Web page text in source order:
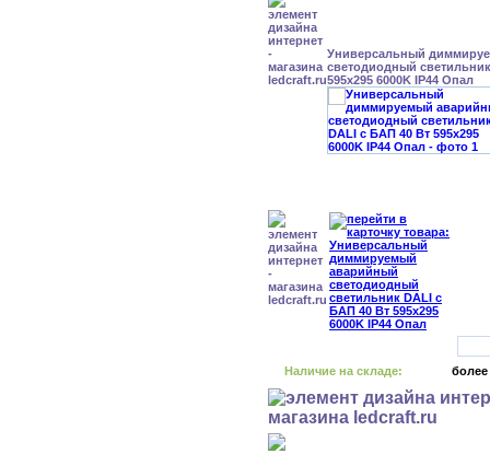
Универсальный
светодиодный
595x295 6000K IP44 Опал
Наличие на складе: более